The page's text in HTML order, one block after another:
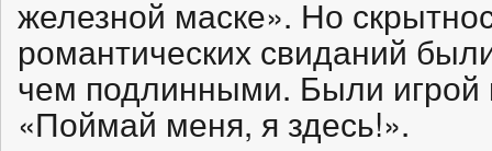
железной маске». Но
романтических свиданий
чем подлинными. Были игрой
«Поймай меня, я здесь!».